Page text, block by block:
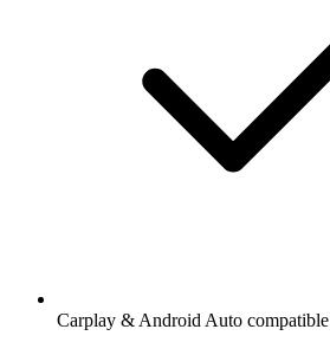
Carplay & Android Auto compatible